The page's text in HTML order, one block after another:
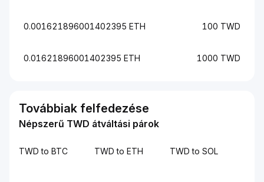
0.001621896001402395 ETH 100 TWD
0.01621896001402395 ETH 1000 TWD
Továbbiak felfedezése
Népszerű TWD átváltási párok
TWD to BTC TWD to ETH TWD to SOL